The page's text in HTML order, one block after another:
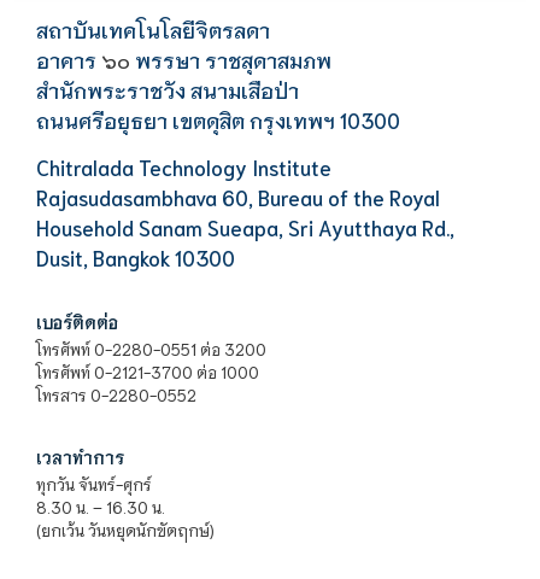
สถาบันเทคโนโลยีจิตรลดา
อาคาร ๖๐ พรรษา ราชสุดาสมภพ
สำนักพระราชวัง สนามเสือป่า
ถนนศรีอยุธยา เขตดุสิต กรุงเทพฯ 10300
Chitralada Technology Institute
Rajasudasambhava 60, Bureau of the Royal
Household Sanam Sueapa, Sri Ayutthaya Rd.,
Dusit, Bangkok 10300
เบอร์ติดต่อ
โทรศัพท์ 0-2280-0551 ต่อ 3200
โทรศัพท์ 0-2121-3700 ต่อ 1000
โทรสาร 0-2280-0552
เวลาทำการ
ทุกวัน จันทร์-ศุกร์
8.30 น. – 16.30 น.
(ยกเว้น วันหยุดนักขัตฤกษ์)